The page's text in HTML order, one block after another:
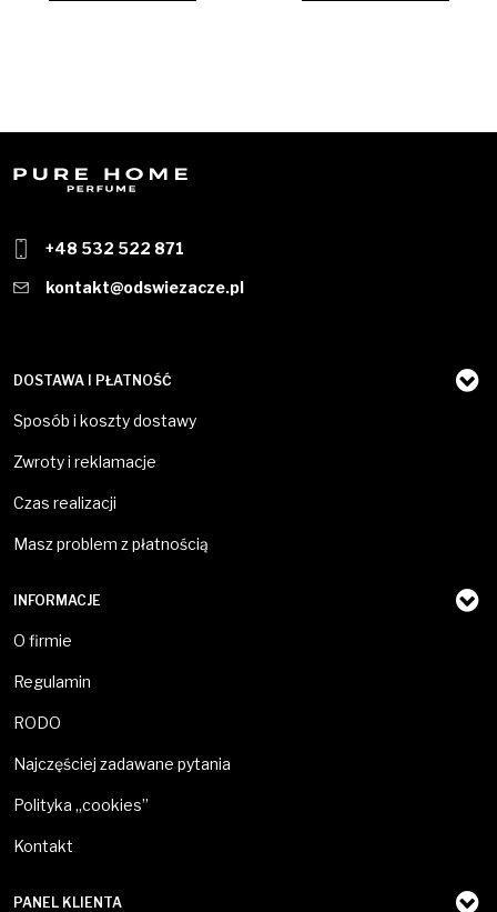
+48 532 522 871
kontakt@odswiezacze.pl
DOSTAWA I PŁATNOŚĆ
Sposób i koszty dostawy
Zwroty i reklamacje
Czas realizacji
Masz problem z płatnością
INFORMACJE
O firmie
Regulamin
RODO
Najczęściej zadawane pytania
Polityka „cookies”
Kontakt
PANEL KLIENTA